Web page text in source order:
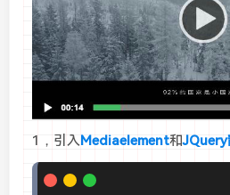
1，引入Mediaelement和JQuery